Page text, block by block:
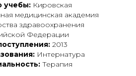
учебы: Кировская
медицинская академия
здравоохранения
Федерации
2013
Интернатура
Терапия